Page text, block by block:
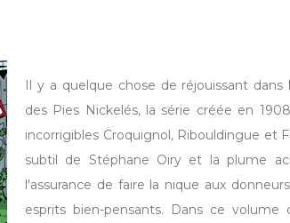
Il y a quelque chose de réjouissant
des Pies Nickelés, la série créée en
incorrigibles Croquignol, Ribouldingue et
subtil de Stéphane Oiry et la plume
l'assurance de faire la nique aux
esprits bien-pensants. Dans ce volume